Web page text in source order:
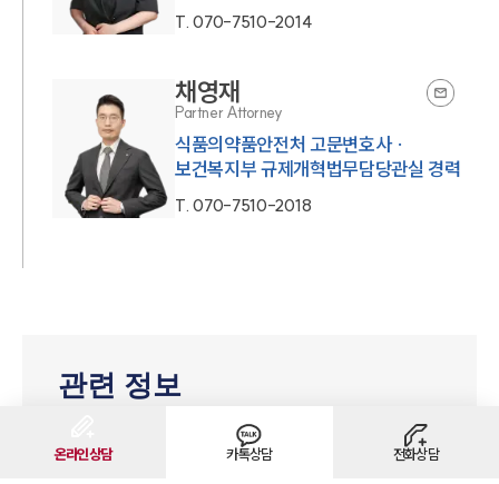
온라인상담 카톡상담 전화상담
T.070-7510-2014
채영재
Partner Attorney
식품의약품안전처 고문변호사 ·
보건복지부 규제개혁법무담당관실 경력
T.070-7510-2018
관련 정보
병원허가 절차와 병원개원컨설팅 시 검토